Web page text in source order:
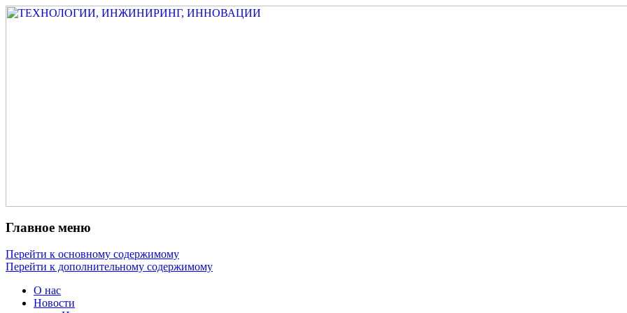
Главное меню
Перейти к основному содержимому
Перейти к дополнительному содержимому
О нас
Новости